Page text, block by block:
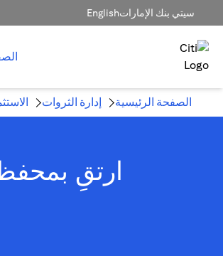
سيتي بنك الإماراتEnglish
الصفحة الرئيسية إدارة الثروات
ارتقِ